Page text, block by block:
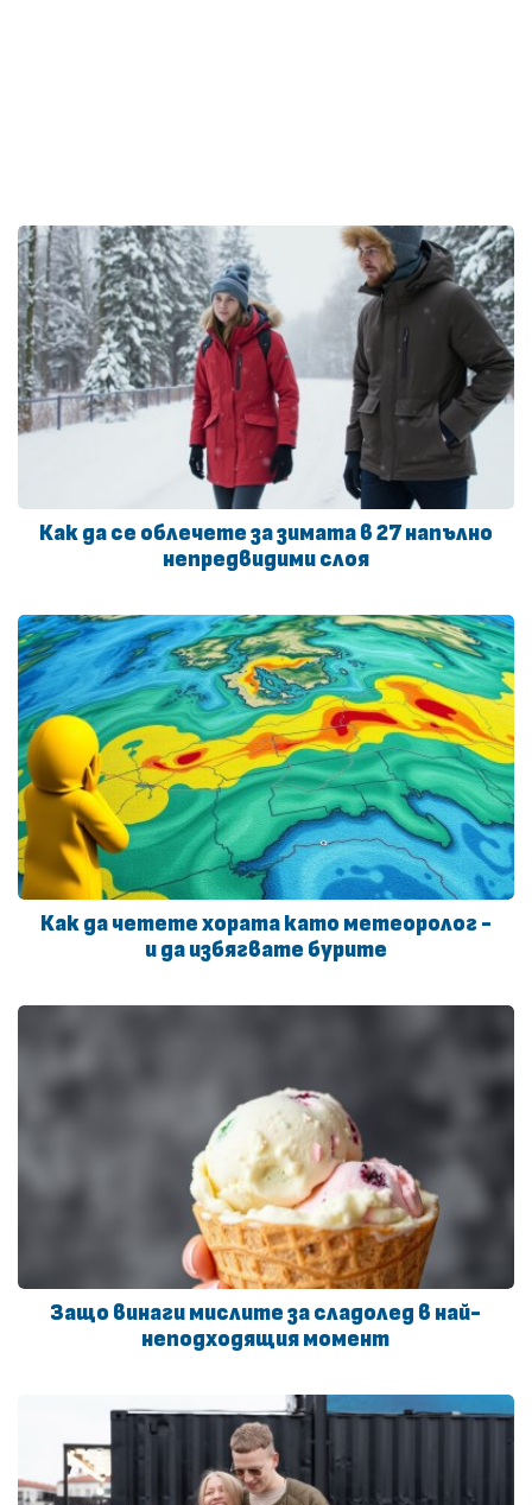
Как да се облечете за зимата в 27 напълно
непредвидими слоя
Как да четете хората като метеоролог -
и да избягвате бурите
Защо винаги мислите за сладолед в най-
неподходящия момент